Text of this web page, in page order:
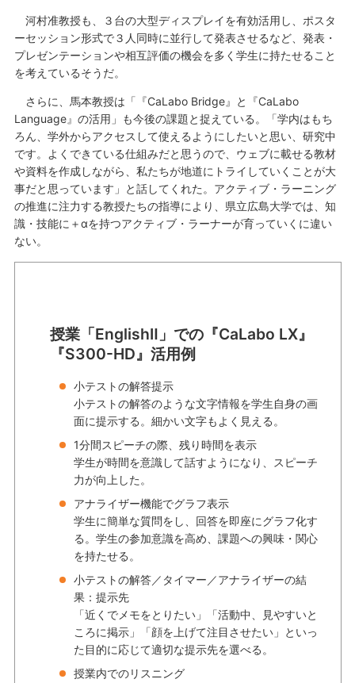
河村准教授も、３台の大型ディスプレイを有効活用し、ポスタ
ーセッション形式で３人同時に並行して発表させるなど、発表・
プレゼンテーションや相互評価の機会を多く学生に持たせること
を考えているそうだ。
さらに、馬本教授は「『CaLabo Bridge』と『CaLabo
Language』の活用」も今後の課題と捉えている。「学内はもち
ろん、学外からアクセスして使えるようにしたいと思い、研究中
です。よくできている仕組みだと思うので、ウェブに載せる教材
や資料を作成しながら、私たちが地道にトライしていくことが大
事だと思っています」と話してくれた。アクティブ・ラーニング
の推進に注力する教授たちの指導により、県立広島大学では、知
識・技能に＋αを持つアクティブ・ラーナーが育っていくに違い
ない。
授業「EnglishⅡ」での『CaLabo LX』
『S300-HD』活用例
小テストの解答提示
小テストの解答のような文字情報を学生自身の画
面に提示する。細かい文字もよく見える。
1分間スピーチの際、残り時間を表示
学生が時間を意識して話すようになり、スピーチ
力が向上した。
アナライザー機能でグラフ表示
学生に簡単な質問をし、回答を即座にグラフ化す
る。学生の参加意識を高め、課題への興味・関心
を持たせる。
小テストの解答／タイマー／アナライザーの結
果：提示先
「近くでメモをとりたい」「活動中、見やすいと
ころに掲示」「顔を上げて注目させたい」といっ
た目的に応じて適切な提示先を選べる。
授業内でのリスニング